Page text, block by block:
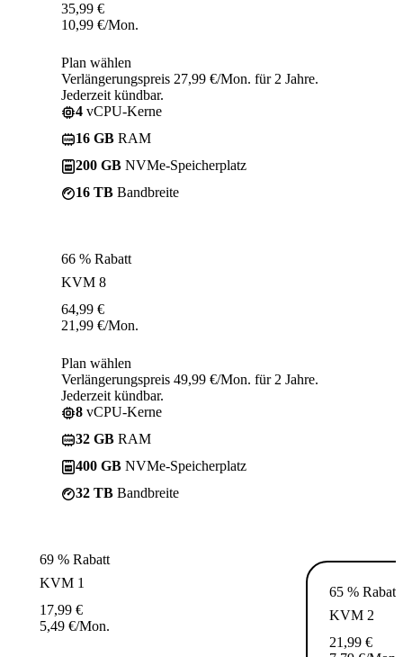
35,99 €
10,99 €/Mon.
Plan wählen
Verlängerungspreis 27,99 €/Mon. für 2 Jahre.
Jederzeit kündbar.
4 vCPU-Kerne
16 GB RAM
200 GB NVMe-Speicherplatz
16 TB Bandbreite
66 % Rabatt
KVM 8
64,99 €
21,99 €/Mon.
Plan wählen
Verlängerungspreis 49,99 €/Mon. für 2 Jahre.
Jederzeit kündbar.
8 vCPU-Kerne
32 GB RAM
400 GB NVMe-Speicherplatz
32 TB Bandbreite
69 % Rabatt
KVM 1
17,99 €
5,49 €/Mon.
65 % Rabatt
KVM 2
21,99 €